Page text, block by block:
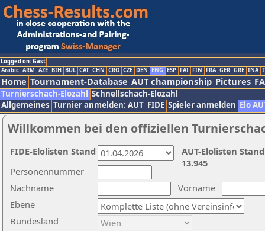
Logged on: Gast
Arabic ARM AZE BIH BUL CAT CHN CRO CZE DEN ENG ESP FAI FIN FRA GER GRE INA
Home Tournament-Database AUT championship Pictures
Turnierschach-Elozahl Schnellschach-Elozahl
Allgemeines Turnier anmelden: AUT FIDE Spieler anmelden Elo
Willkommen bei den offiziellen
Nachname
Vorname
Ebene
Personennummer
Bundesland
AUT-Elolisten
13.945
FIDE-Elolisten Stand